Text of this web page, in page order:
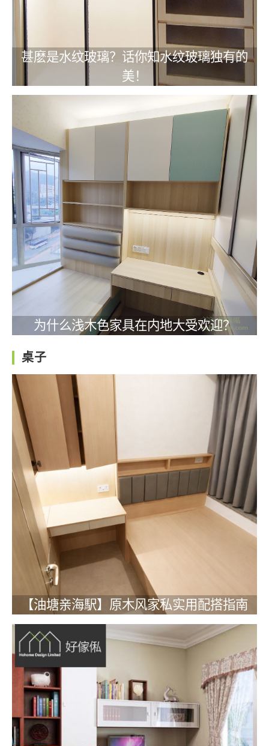
甚麽是水纹玻璃？话你知水纹玻璃独有的
美！
为什么浅木色家具在内地大受欢迎？
桌子
【油塘亲海駅】原木风家私实用配搭指南